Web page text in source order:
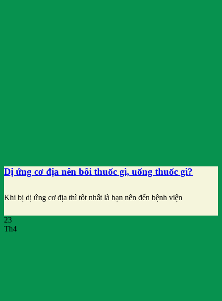
Dị ứng cơ địa nên bôi thuốc gì, uống thuốc gì?
Khi bị dị ứng cơ địa thì tốt nhất là bạn nên đến bệnh viện
23
Th4